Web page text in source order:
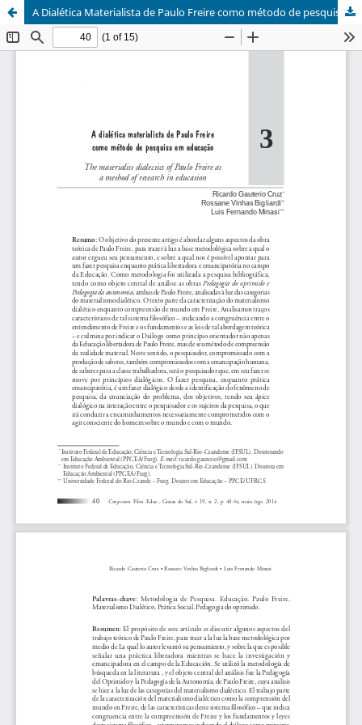
A Dialética Materialista de Paulo Freire como método de pesquisa em educação // The materialist dialectics of Paulo Freire as a method of research in education